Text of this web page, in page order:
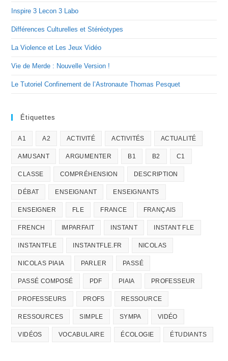
Inspire 3 Lecon 3 Labo
Différences Culturelles et Stéréotypes
La Violence et Les Jeux Vidéo
Vie de Merde : Nouvelle Version !
Le Tutoriel Confinement de l’Astronaute Thomas Pesquet
Étiquettes
A1 A2 ACTIVITÉ ACTIVITÉS ACTUALITÉ
AMUSANT ARGUMENTER B1 B2 C1
CLASSE COMPRÉHENSION DESCRIPTION
DÉBAT ENSEIGNANT ENSEIGNANTS
ENSEIGNER FLE FRANCE FRANÇAIS
FRENCH IMPARFAIT INSTANT INSTANT FLE
INSTANTFLE INSTANTFLE.FR NICOLAS
NICOLAS PIAIA PARLER PASSÉ
PASSÉ COMPOSÉ PDF PIAIA PROFESSEUR
PROFESSEURS PROFS RESSOURCE
RESSOURCES SIMPLE SYMPA VIDÉO
VIDÉOS VOCABULAIRE ÉCOLOGIE ÉTUDIANTS